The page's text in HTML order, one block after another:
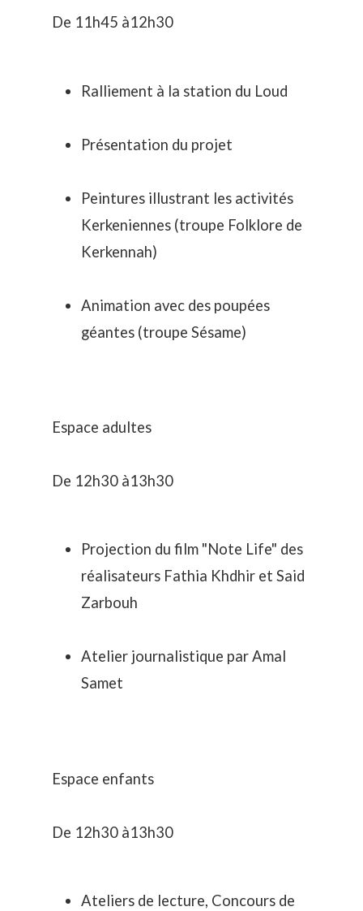
De 11h45 à12h30
Ralliement à la station du Loud
Présentation du projet
Peintures illustrant les activités
Kerkeniennes (troupe Folklore de
Kerkennah)
Animation avec des poupées
géantes (troupe Sésame)
Espace adultes
De 12h30 à13h30
Projection du film "Note Life" des
réalisateurs Fathia Khdhir et Said
Zarbouh
Atelier journalistique par Amal
Samet
Espace enfants
De 12h30 à13h30
Ateliers de lecture, Concours de